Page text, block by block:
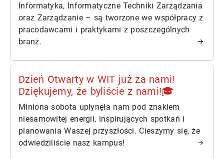
Informatyka, Informatyczne Techniki Zarządzania
oraz Zarządzanie – są tworzone we współpracy z
pracodawcami i praktykami z poszczególnych
branż.
Dzień Otwarty w WIT już za nami!
Dziękujemy, że byliście z nami!🎓
Miniona sobota upłynęła nam pod znakiem
niesamowitej energii, inspirujących spotkań i
planowania Waszej przyszłości. Cieszymy się, że
odwiedziliście nasz kampus!